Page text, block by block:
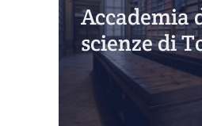
Accademia
scienze di